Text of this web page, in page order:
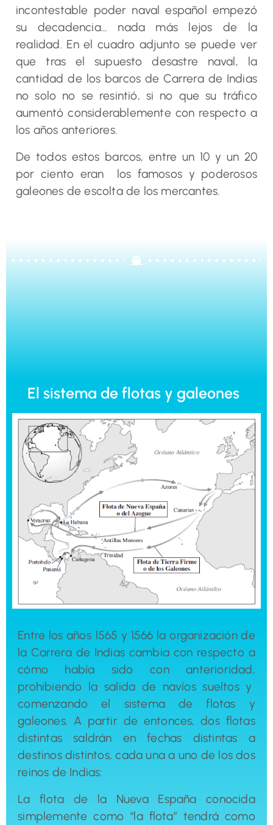
incontestable poder naval español empezó
su decadencia… nada más lejos de la
realidad. En el cuadro adjunto se puede ver
que tras el supuesto desastre naval, la
cantidad de los barcos de Carrera de Indias
no solo no se resintió, si no que su tráfico
aumentó considerablemente con respecto a
los años anteriores.
De todos estos barcos, entre un 10 y un 20
por ciento eran los famosos y poderosos
galeones de escolta de los mercantes.
El sistema de flotas y galeones
Entre los años 1565 y 1566 la organización de
la Carrera de Indias cambia con respecto a
cómo había sido con anterioridad,
prohibiendo la salida de navíos sueltos y
comenzando el sistema de flotas y
galeones. A partir de entonces, dos flotas
distintas saldrán en fechas distintas a
destinos distintos, cada una a uno de los dos
reinos de Indias:
La flota de la Nueva España conocida
simplemente como “la flota” tendrá como